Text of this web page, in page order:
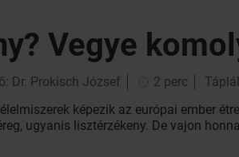
Vegye
Dr. Prokisch József 2 perc
képezik az európai ember
ugyanis lisztérzékeny. De vajon